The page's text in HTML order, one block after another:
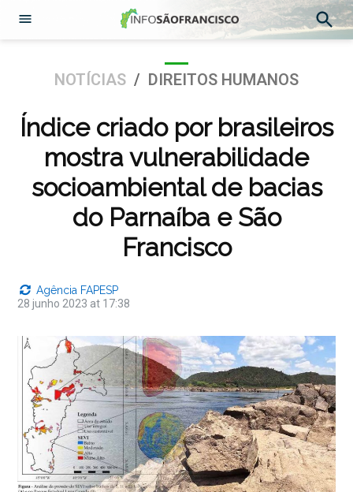
Abrir
POSTADO
NOTÍCIAS / DIREITOS HUMANOS
Índice criado por brasileiros
mostra vulnerabilidade
socioambiental de bacias
do Parnaíba e São
Francisco
Agência FAPESP
28 junho 2023 at 17:38